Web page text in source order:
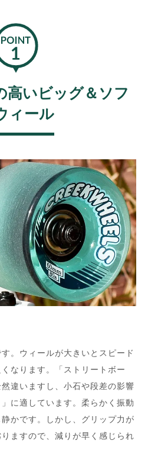
高いビッグ＆ソフ
ィール
。ウィールが大きいとスピード
なります。「ストリートボー
違いますし、小石や段差の影響
に適しています。柔らかく振動
かです。しかし、グリップ力が
ますので、減りが早く感じられ